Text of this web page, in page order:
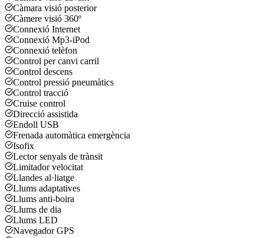
Càmara visió posterior
Càmere visió 360º
Connexió Internet
Connexió Mp3-iPod
Connexió telèfon
Control per canvi carril
Control descens
Control pressió pneumàtics
Control tracció
Cruise control
Direcció assistida
Endoll USB
Frenada automàtica emergència
Isofix
Lector senyals de trànsit
Limitador velocitat
Llandes al·liatge
Llums adaptatives
Llums anti-boira
Llums de dia
Llums LED
Navegador GPS